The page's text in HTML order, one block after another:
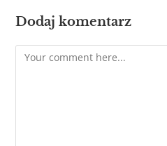
Dodaj komentarz